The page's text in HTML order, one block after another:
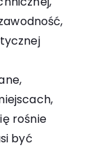
rośnie
być